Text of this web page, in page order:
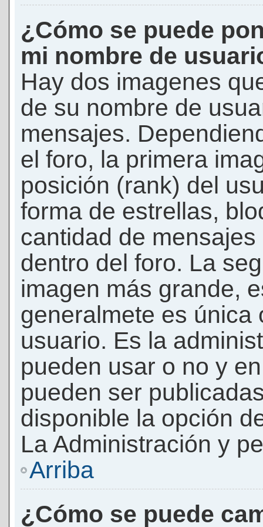
¿Cómo se puede
mi nombre de
Hay dos imagenes
de su nombre de
mensajes.
el foro, la primera
posición (rank) del
forma de estrellas,
cantidad de
dentro del foro. La
imagen más grande,
generalmete es única
usuario. Es la
pueden usar o no y
pueden ser
disponible la opción
La Administración y
Arriba
¿Cómo se puede